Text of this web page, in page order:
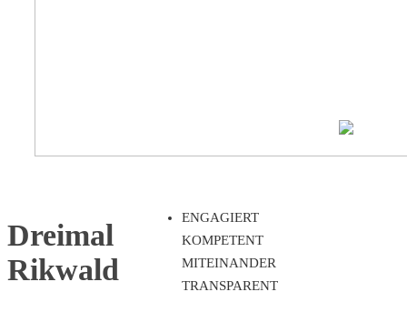
Dreimal
Rikwald
ENGAGIERT
KOMPETENT
MITEINANDER
TRANSPARENT